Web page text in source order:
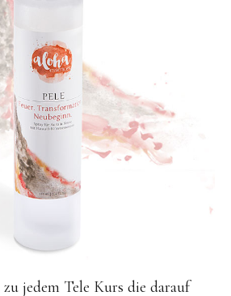
jedem Tele Kurs die darauf